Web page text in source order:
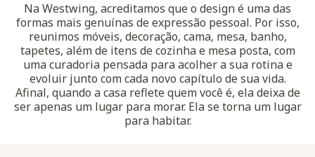
Na Westwing, acreditamos que o design é uma das
formas mais genuínas de expressão pessoal. Por isso,
reunimos móveis, decoração, cama, mesa, banho,
tapetes, além de itens de cozinha e mesa posta, com
uma curadoria pensada para acolher a sua rotina e
evoluir junto com cada novo capítulo de sua vida.
Afinal, quando a casa reflete quem você é, ela deixa de
ser apenas um lugar para morar. Ela se torna um lugar
para habitar.